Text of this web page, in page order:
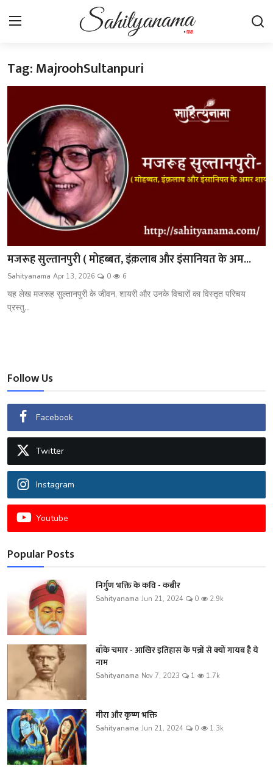
Login Register
स्वतंत्रता सेनानी
साहित्य समाचार
कहानी
कविता
आलेख
शख्सियत
धरोहर
उपन्यास
सिनेमा
शायरी
ग़ज़ल
Tag: MajroohSultanpuri
मजरूह सुल्तानपुरी ( मोहब्बत, इंक़लाब और इंसानियत के अम...
Sahityanama Apr 13, 2026 0 6
यह लेख मजरूह सुल्तानपुरी के जीवन, शायरी और उनके विचारों का विस्तृत परिचय
प्रस्तु...
Follow Us
Facebook
Twitter
Instagram
Youtube
Popular Posts
निर्गुण भक्ति के कवि - कबीर
Sahityanama Jun 21, 2024 0 2.9k
बाँके चमार - आखिर इतिहास के पन्नों से क्यों गायब है ये
नाम
Sahityanama Nov 7, 2023 1 1.7k
मीरा और कृष्ण भक्ति
Sahityanama Jun 21, 2024 0 1.3k